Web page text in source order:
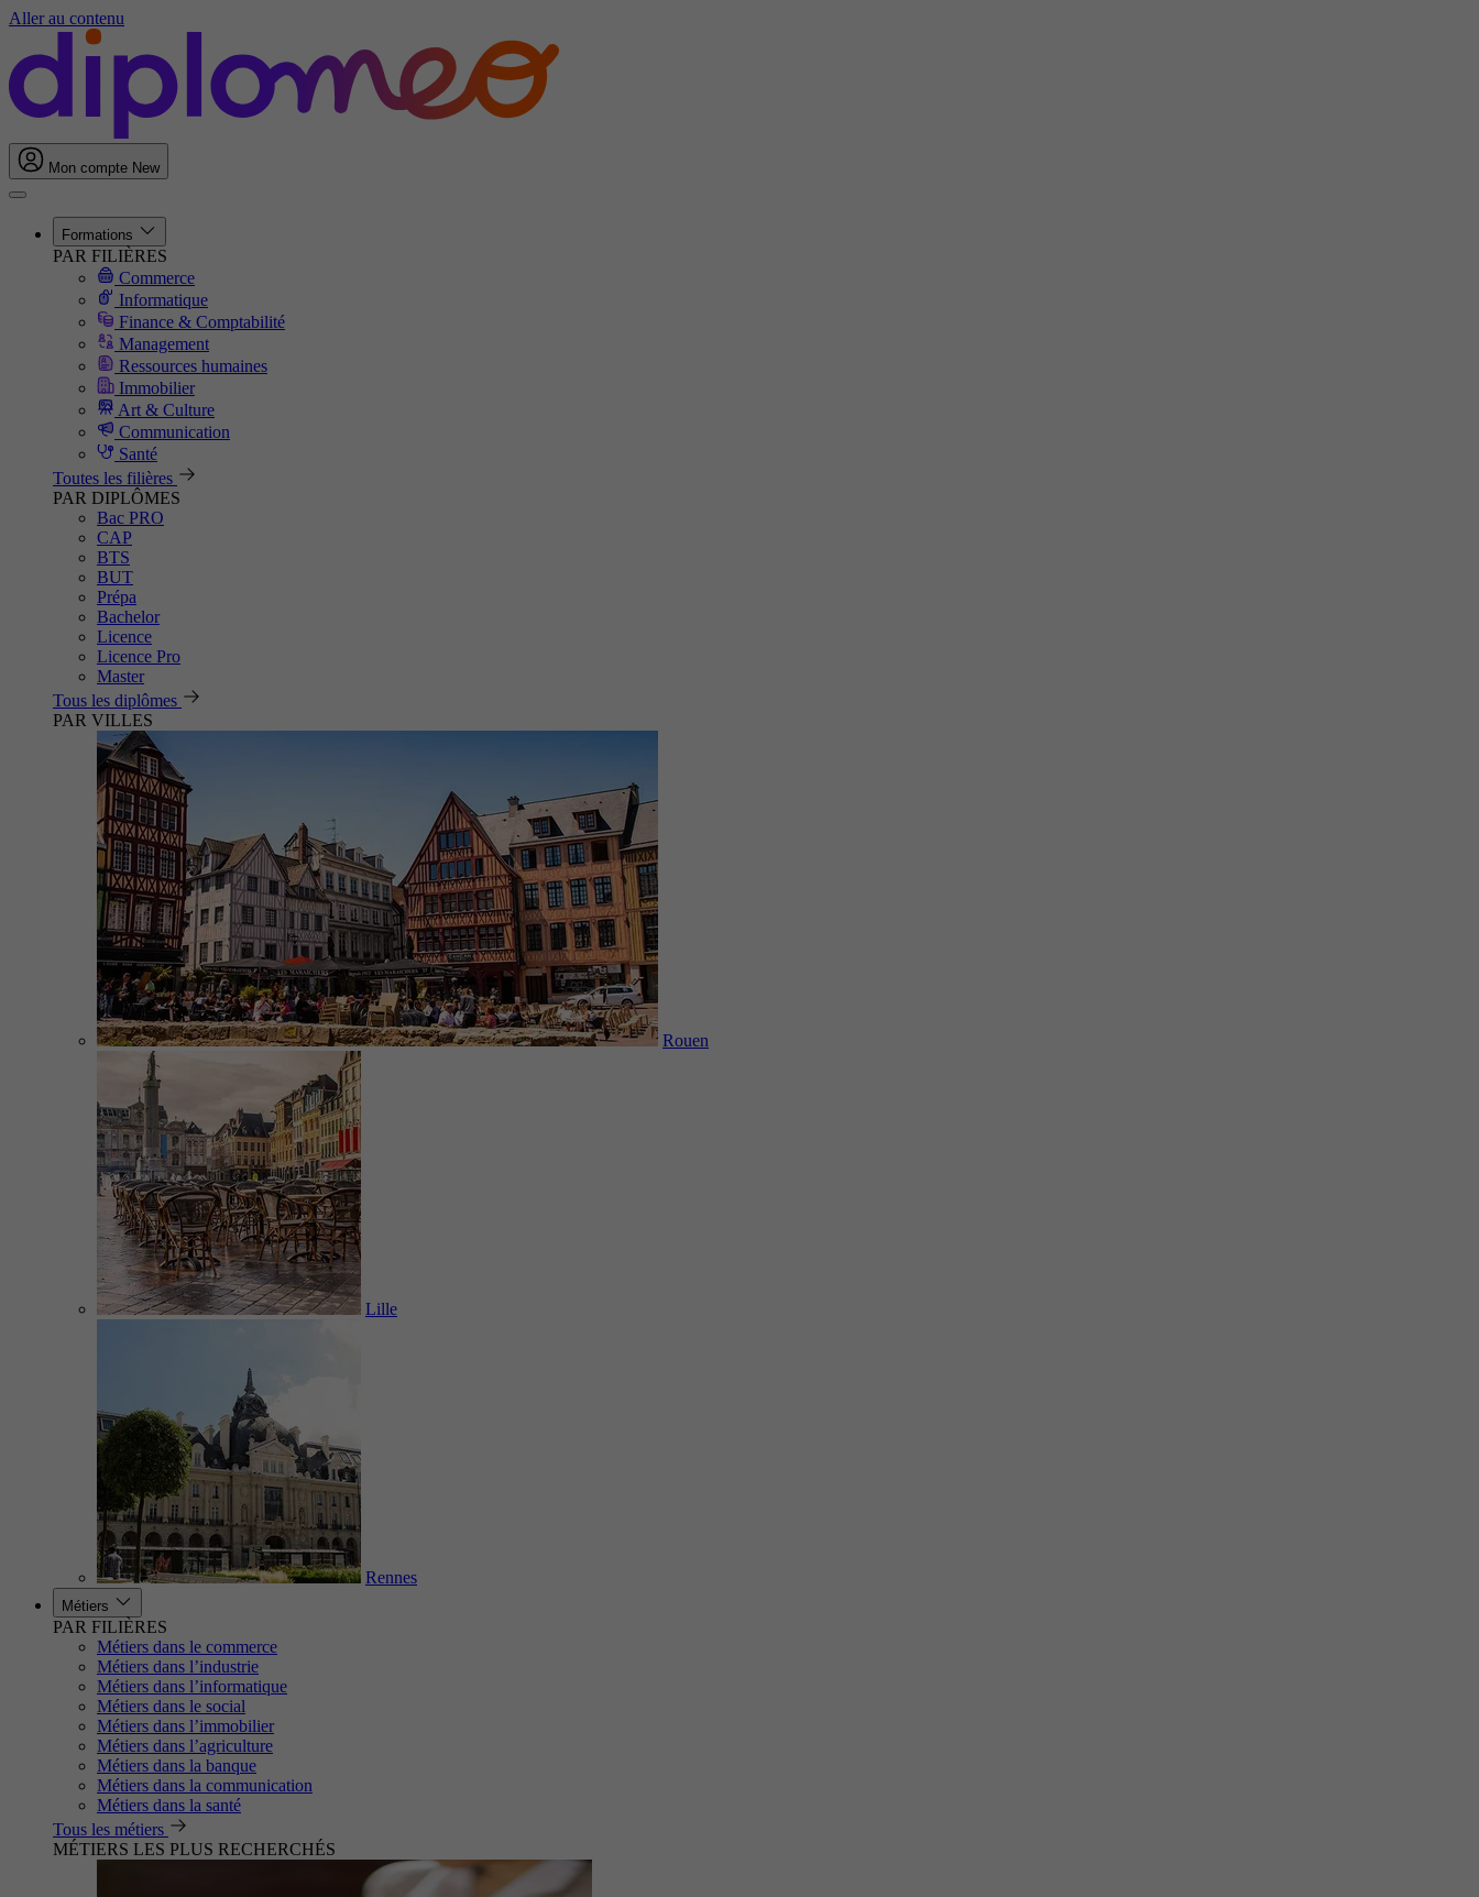
Aller au contenu
Mon compte New
Formations
PAR FILIÈRES
Commerce
Informatique
Finance & Comptabilité
Management
Ressources humaines
Immobilier
Art & Culture
Communication
Santé
Toutes les filières
PAR DIPLÔMES
Bac PRO
CAP
BTS
BUT
Prépa
Bachelor
Licence
Licence Pro
Master
Tous les diplômes
PAR VILLES
Rouen
Lille
Rennes
Métiers
PAR FILIÈRES
Métiers dans le commerce
Métiers dans l’industrie
Métiers dans l’informatique
Métiers dans le social
Métiers dans l’immobilier
Métiers dans l’agriculture
Métiers dans la banque
Métiers dans la communication
Métiers dans la santé
Tous les métiers
MÉTIERS LES PLUS RECHERCHÉS